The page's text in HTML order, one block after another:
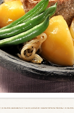
ハイボール（ウ
白ワイン